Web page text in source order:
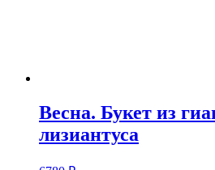
Весна. Букет из
лизиантуса